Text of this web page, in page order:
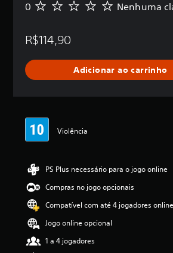
N
h
m
a
c
ç
ã
o
0 Nenhuma
R$114,90
Adicionar ao carrinho
Violência
PS Plus necessário para o jogo online
Compras no jogo opcionais
Compatível com até 4 jogadores
Jogo online opcional
1 a 4 jogadores